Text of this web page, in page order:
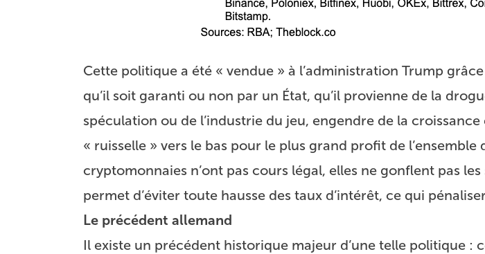
Cette politique a été « vendue » à l’administration Trump
qu’il soit garanti ou non par un État, qu’il provienne de la
spéculation ou de l’industrie du jeu, engendre de la croissance
« ruisselle » vers le bas pour le plus grand profit de
cryptomonnaies n’ont pas cours légal, elles ne gonflent pas
permet d’éviter toute hausse des taux d’intérêt, ce qui
Le précédent allemand
Il existe un précédent historique majeur d’une telle politique :